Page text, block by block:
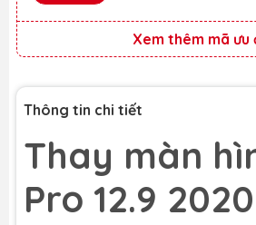
Xem thêm mã ưu
Thông tin chi tiết
Thay màn
Pro 12.9 2020